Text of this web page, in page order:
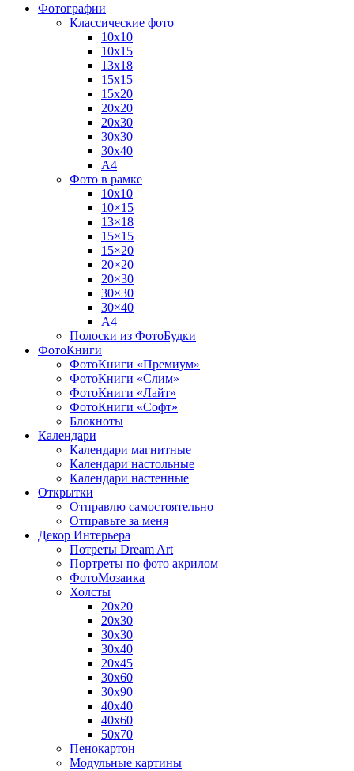
Фотографии
Классические фото
10х10
10х15
13х18
15х15
15х20
20х20
20х30
30х30
30х40
А4
Фото в рамке
10х10
10×15
13×18
15×15
15×20
20×20
20×30
30×30
30×40
A4
Полоски из ФотоБудки
ФотоКниги
ФотоКниги «Премиум»
ФотоКниги «Слим»
ФотоКниги «Лайт»
ФотоКниги «Софт»
Блокноты
Календари
Календари магнитные
Календари настольные
Календари настенные
Открытки
Отправлю самостоятельно
Отправьте за меня
Декор Интерьера
Потреты Dream Art
Портреты по фото акрилом
ФотоМозаика
Холсты
20х20
20х30
30х30
30х40
20х45
30х60
30х90
40х40
40х60
50х70
Пенокартон
Модульные картины